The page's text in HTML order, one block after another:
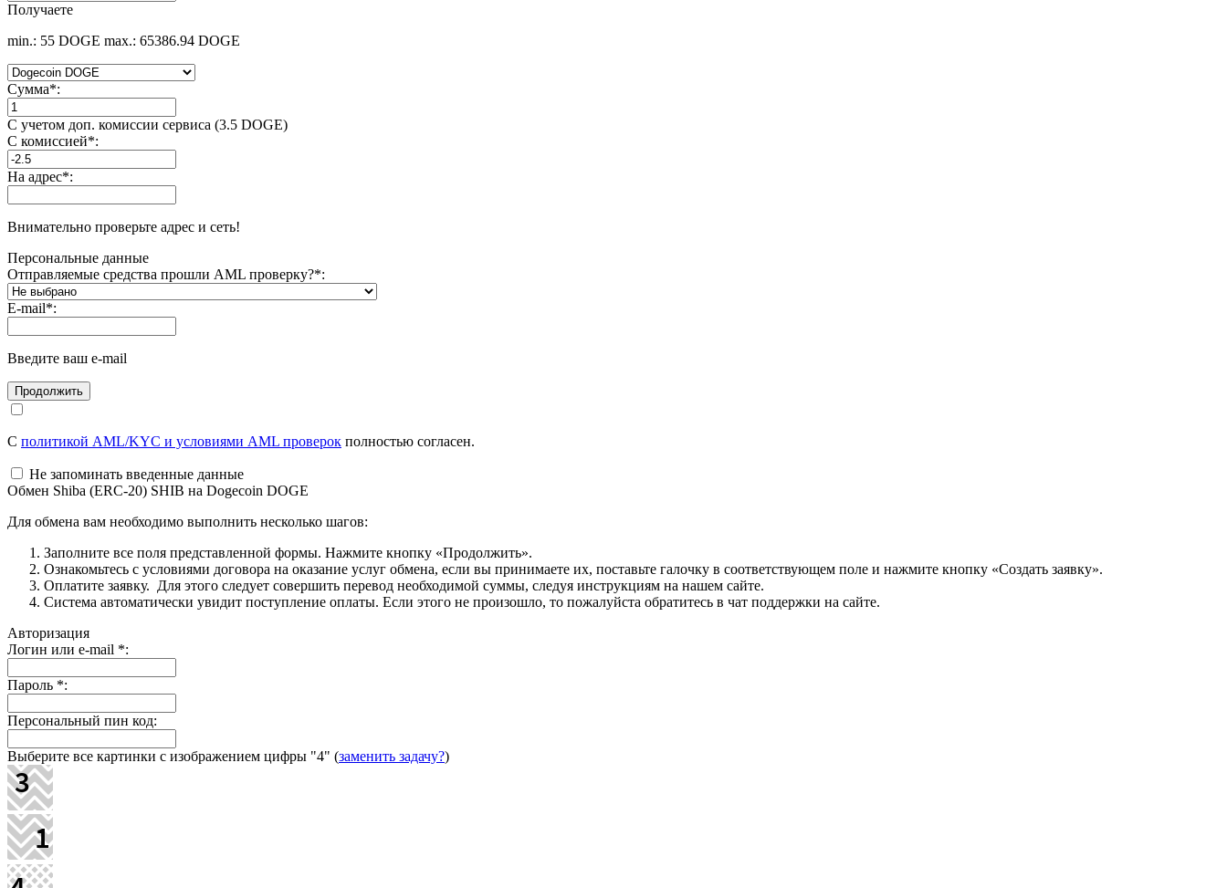
Получаете
min.: 55 DOGE max.: 65386.94 DOGE
Сумма*:
С учетом доп. комиссии сервиса (3.5 DOGE)
С комиссией*:
На адрес*:
Внимательно проверьте адрес и сеть!
Персональные данные
Отправляемые средства прошли AML проверку?*:
E-mail*:
Введите ваш e-mail
С политикой AML/KYC и условиями AML проверок полностью согласен.
Не запоминать введенные данные
Обмен Shiba (ERC-20) SHIB на Dogecoin DOGE
Для обмена вам необходимо выполнить несколько шагов:
Заполните все поля представленной формы. Нажмите кнопку «Продолжить».
Ознакомьтесь с условиями договора на оказание услуг обмена, если вы принимаете их, поставьте галочку в соответствующем поле и нажмите кнопку «Создать заявку».
Оплатите заявку. Для этого следует совершить перевод необходимой суммы, следуя инструкциям на нашем сайте.
Система автоматически увидит поступление оплаты. Если этого не произошло, то пожалуйста обратитесь в чат поддержки на сайте.
Авторизация
Логин или e-mail *:
Пароль *:
Персональный пин код:
Выберите все картинки с изображением цифры "4" (заменить задачу?)